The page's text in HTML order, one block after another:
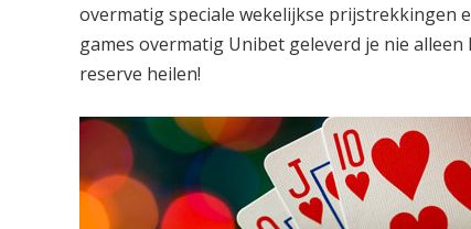
overmatig speciale wekelijkse prijstrekkingen
games overmatig Unibet geleverd je nie
reserve heilen!